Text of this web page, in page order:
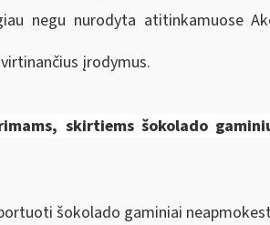
negu nurodyta atitinkamuose
įrodymus.
skirtiemsšokolado
šokolado gaminiai